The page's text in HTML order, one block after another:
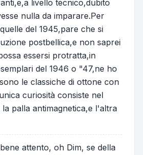
livello tecnico,dubito
nulla da imparare.Per
del 1945,pare che si
postbellica,e non saprei
essersi protratta,in
del 1946 o "47,ne ho
le classiche di ottone con
curiosità consiste nel
palla antimagnetica,e l'altra
attento, oh Dim, se della